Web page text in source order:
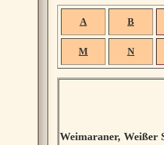
A B
M N
Weimaraner, Weißer